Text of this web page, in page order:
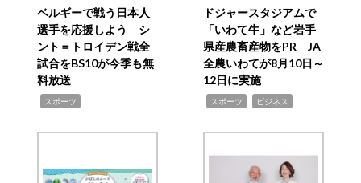
ベルギーで戦う日本人
選手を応援しよう シ
ント＝トロイデン戦全
試合をBS10が今季も無
料放送
スポーツ
ドジャースタジアムで
「いわて牛」など岩手
県産農畜産物をPR JA
全農いわてが8月10日～
12日に実施
スポーツ ビジネス